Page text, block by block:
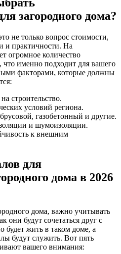
загородного дома?
не только вопрос стоимости,
и практичности. На
огромное количество
именно подходит для вашего
факторами, которые должны
строительство.
условий региона.
газобетонный и другие.
и шумоизоляции.
к внешним
для
дома в 2026
дома, важно учитывать
они будут сочетаться друг с
будет жить в таком доме, а
будут служить. Вот пять
вашего внимания: